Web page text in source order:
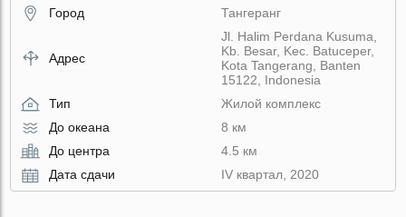
Город
Тангеранг
Адрес
Jl. Halim Perdana Kusuma,
Kb. Besar, Kec. Batuceper,
Kota Tangerang, Banten
15122, Indonesia
Тип
Жилой комплекс
До океана
8 км
До центра
4.5 км
Дата сдачи
IV квартал, 2020